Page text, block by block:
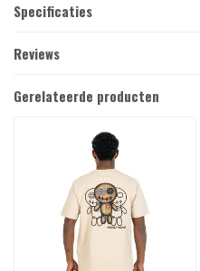
Specificaties
Reviews
Gerelateerde producten